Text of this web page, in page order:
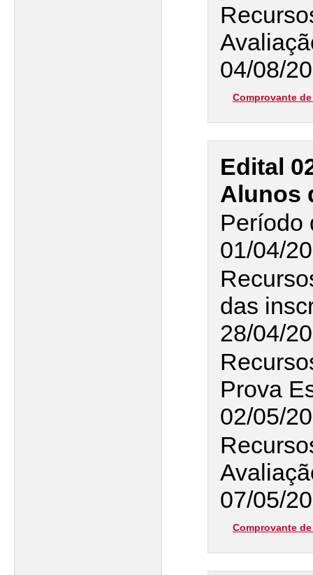
04/08/
Comprovante
Edital
Alunos
Período
01/04/
das
28/04/
Prova
02/05/
07/05/
Comprovante